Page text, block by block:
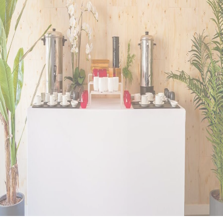
échoue.
Quelle est la durée de location
minimale ?
La durée minimale de location est d'une journée. Ce format couvre
la mise en route, l’infusion et le service dans de bonnes conditions.
Les modalités pratiques (horaires de retrait/livraison, accès au site,
reprise) sont précisées sur le devis.
Puis-je utiliser le percolateur pour du
lait chaud ?
Oui, il peut chauffer et maintenir du lait chaud. Quelques
précautions s’imposent pour un service propre et régulier :
- Remplir avec du lait filtré et froid au départ. Éviter les
préparations épaisses (chocolat en poudre non dissous, sirops